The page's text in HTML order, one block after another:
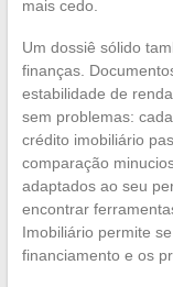
mais cedo.
Um dossiê sólido
finanças.
estabilidade de
sem problemas:
crédito imobiliário
comparação
adaptados ao seu
encontrar
Imobiliário permite
financiamento e os